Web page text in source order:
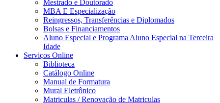
Mestrado e Doutorado
MBA E Especialização
Reingressos, Transferências e Diplomados
Bolsas e Financiamentos
Aluno Especial e Programa Aluno Especial na Terceira
Idade
Serviços Online
Biblioteca
Catálogo Online
Manual de Formatura
Mural Eletrônico
Matriculas / Renovação de Matriculas